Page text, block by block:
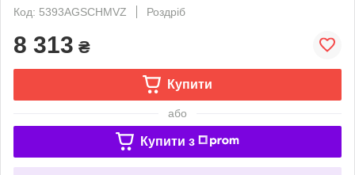
Код: 5393AGSCHMVZ
Роздріб
8 313 ₴
Купити
або
Купити з